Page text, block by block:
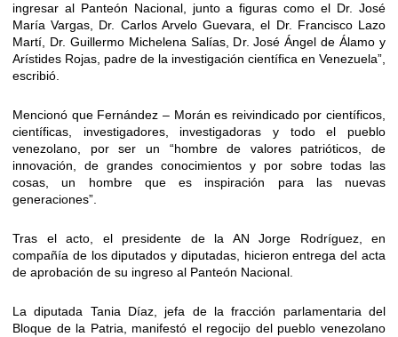
ingresar al Panteón Nacional, junto a figuras como el Dr. José
María Vargas, Dr. Carlos Arvelo Guevara, el Dr. Francisco Lazo
Martí, Dr. Guillermo Michelena Salías, Dr. José Ángel de Álamo y
Arístides Rojas, padre de la investigación científica en Venezuela”,
escribió.
Mencionó que Fernández – Morán es reivindicado por científicos,
científicas, investigadores, investigadoras y todo el pueblo
venezolano, por ser un “hombre de valores patrióticos, de
innovación, de grandes conocimientos y por sobre todas las
cosas, un hombre que es inspiración para las nuevas
generaciones”.
Tras el acto, el presidente de la AN Jorge Rodríguez, en
compañía de los diputados y diputadas, hicieron entrega del acta
de aprobación de su ingreso al Panteón Nacional.
La diputada Tania Díaz, jefa de la fracción parlamentaria del
Bloque de la Patria, manifestó el regocijo del pueblo venezolano